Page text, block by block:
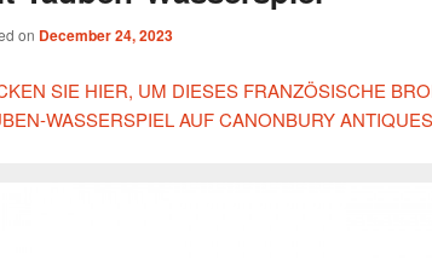
on December 24, 2023
SIE HIER, UM DIESES FRANZÖSISCHE
WASSERSPIEL AUF CANONBURY